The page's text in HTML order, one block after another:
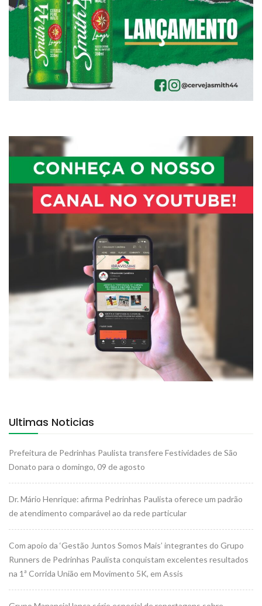
Ultimas Noticias
Prefeitura de Pedrinhas Paulista transfere Festividades de São
Donato para o domingo, 09 de agosto
Dr. Mário Henrique: afirma Pedrinhas Paulista oferece um padrão
de atendimento comparável ao da rede particular
Com apoio da ‘Gestão Juntos Somos Mais’ integrantes do Grupo
Runners de Pedrinhas Paulista conquistam excelentes resultados
na 1ª Corrida União em Movimento 5K, em Assis